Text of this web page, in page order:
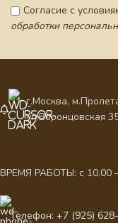
Согласие с
обработки
г.Москва,
ул.Воронцовская
ВРЕМЯ РАБОТЫ: с 10.00
Телефон: +7 (925)